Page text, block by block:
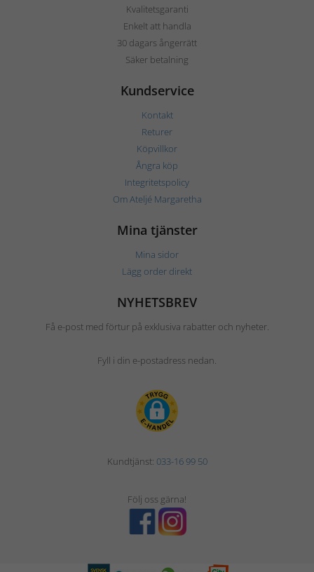
Kvalitetsgaranti
Enkelt att handla
30 dagars ångerrätt
Säker betalning
Kundservice
Kontakt
Returer
Köpvillkor
Ångra köp
Integritetspolicy
Om Ateljé Margaretha
Mina tjänster
Mina sidor
Lägg order direkt
NYHETSBREV
Få e-post med förtur på exklusiva rabatter och nyheter.
Fyll i din e-postadress nedan.
Kundtjänst: 033-16 99 50
Följ oss gärna!